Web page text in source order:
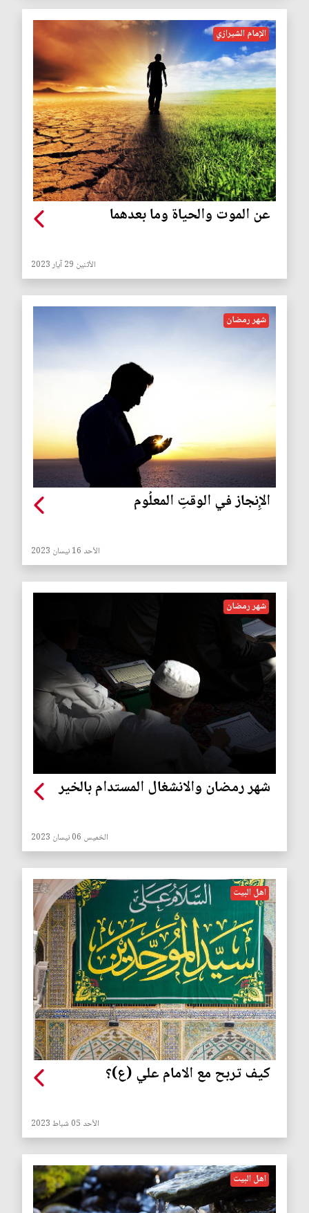
الإمام الشيرازي
عن الموت والحياة وما بعدهما
الأثنين 29 آيار 2023
شهر رمضان
الإِنجاز في الوقتِ المعلُوم
الأحد 16 نيسان 2023
شهر رمضان
شهر رمضان والانشغال المستدام بالخير
الخميس 06 نيسان 2023
اهل البيت
كيف تربح مع الامام علي (ع)؟
الأحد 05 شباط 2023
اهل البيت